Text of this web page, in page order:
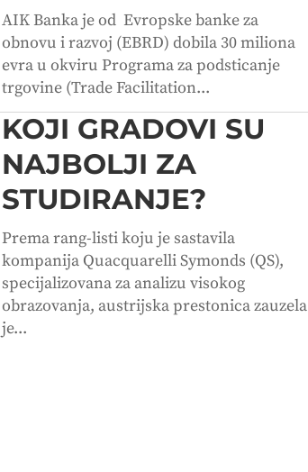
AIK Banka je od Evropske banke za
obnovu i razvoj (EBRD) dobila 30 miliona
evra u okviru Programa za podsticanje
trgovine (Trade Facilitation...
KOJI GRADOVI SU
NAJBOLJI ZA
STUDIRANJE?
Prema rang-listi koju je sastavila
kompanija Quacquarelli Symonds (QS),
specijalizovana za analizu visokog
obrazovanja, austrijska prestonica zauzela
je...